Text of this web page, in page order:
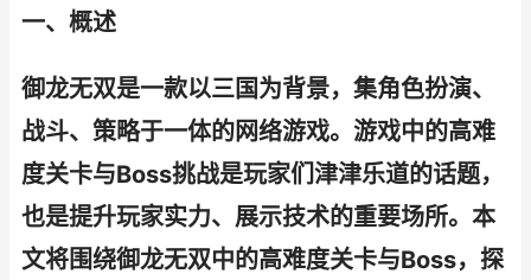
一、概述
御龙无双是一款以三国为背景，集角色扮演、
战斗、策略于一体的网络游戏。游戏中的高难
度关卡与Boss挑战是玩家们津津乐道的话题，
也是提升玩家实力、展示技术的重要场所。本
文将围绕御龙无双中的高难度关卡与Boss，探